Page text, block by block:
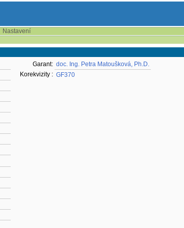
Nastavení
Garant: doc. Ing. Petra Matoušková, Ph.D.
Korekvizity : GF370